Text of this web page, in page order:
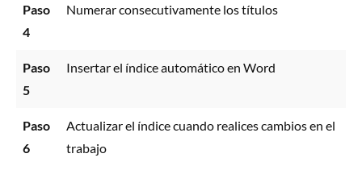
Paso
4
Numerar consecutivamente los títulos
Paso
5
Insertar el índice automático en Word
Paso
6
Actualizar el índice cuando realices cambios en el
trabajo